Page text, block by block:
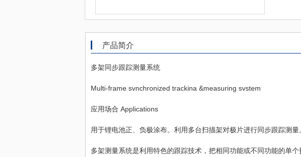
产品简介
多架同步跟踪测量系统
Multi-frame svnchronized trackina &measuring svstem
应用场合 Applications
用于锂电池正、负极涂布。利用多台扫描架对极片进行同步跟踪测量
多架测量系统是利用特色的跟踪技术，把相同功能或不同功能的单